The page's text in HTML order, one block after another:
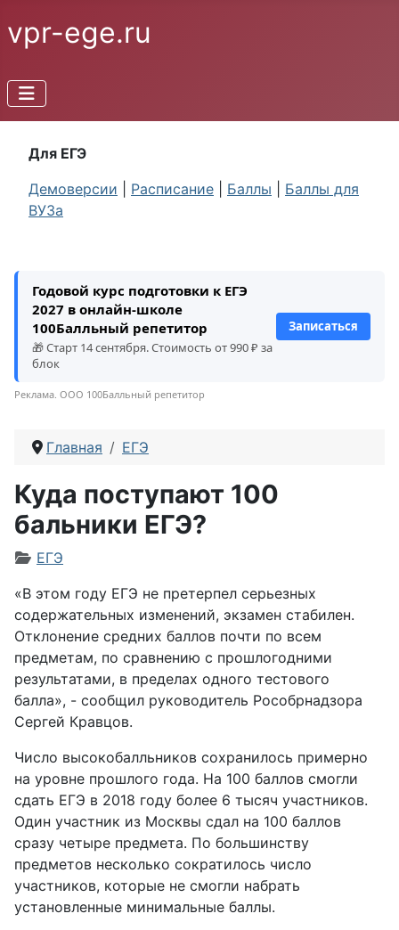
vpr-ege.ru
Для ЕГЭ
Демоверсии
Расписание Баллы
Баллы для
ВУЗа
Годовой курс подготовки к ЕГЭ
2027 в онлайн-школе
100Балльный репетитор
🎁 Старт 14 сентября. Стоимость от 990 ₽ за
блок
Записаться
Реклама. ООО 100Балльный репетитор
Главная ЕГЭ
Куда поступают 100
бальники ЕГЭ?
Информация о материале
ЕГЭ
«В этом году ЕГЭ не претерпел серьезных
содержательных изменений, экзамен стабилен.
Отклонение средних баллов почти по всем
предметам, по сравнению с прошлогодними
результатами, в пределах одного тестового
балла», - сообщил руководитель Рособрнадзора
Сергей Кравцов.
Число высокобалльников сохранилось примерно
на уровне прошлого года. На 100 баллов смогли
сдать ЕГЭ в 2018 году более 6 тысяч участников.
Один участник из Москвы сдал на 100 баллов
сразу четыре предмета. По большинству
предметов несколько сократилось число
участников, которые не смогли набрать
установленные минимальные баллы.